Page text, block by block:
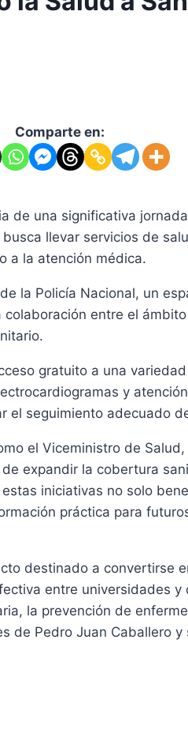
Comparte en:
de una significativa
llevar servicios de
a la atención médica.
la Policía Nacional, un
entre el
gratuito a una
y
seguimiento adecuado
el Viceministro de Salud,
expandir la cobertura
iniciativas no solo
práctica para
destinado a convertirse
entre universidades
la prevención de
de Pedro Juan Caballero y